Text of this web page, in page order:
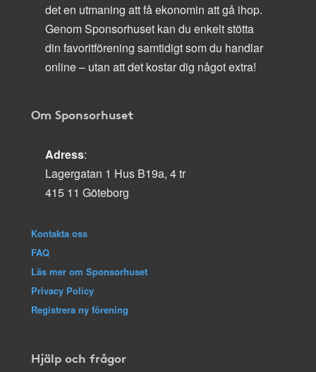
det en utmaning att få ekonomin att gå ihop.
Genom Sponsorhuset kan du enkelt stötta
din favoritförening samtidigt som du handlar
online – utan att det kostar dig något extra!
Om Sponsorhuset
Adress:
Lagergatan 1 Hus B19a, 4 tr
415 11 Göteborg
Kontakta oss
FAQ
Läs mer om Sponsorhuset
Privacy Policy
Registrera ny förening
Hjälp och frågor